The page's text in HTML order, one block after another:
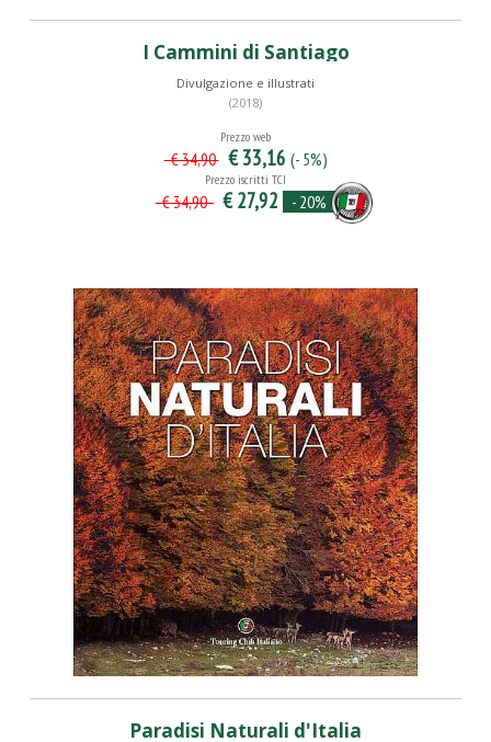
I Cammini di Santiago
Divulgazione e illustrati
(2018)
Prezzo web
€ 34,90 € 33,16 (- 5%)
Prezzo iscritti TCI
€ 34,90 € 27,92 - 20%
Paradisi Naturali d'Italia